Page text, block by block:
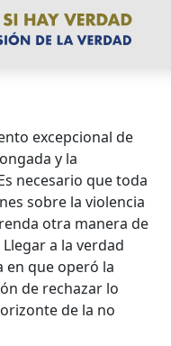
excepcional de
y la
necesario que toda
sobre la violencia
otra manera de
a la verdad
que operó la
de rechazar lo
de la no